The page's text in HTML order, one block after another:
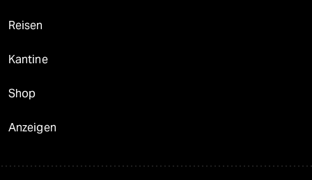
Reisen
Kantine
Shop
Anzeigen